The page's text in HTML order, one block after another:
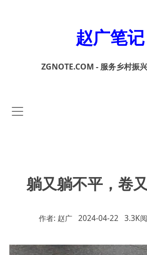
赵广笔记
ZGNOTE.COM - 服务乡村振
躺又躺不平，卷
作者: 赵广 2024-04-22 3.3K